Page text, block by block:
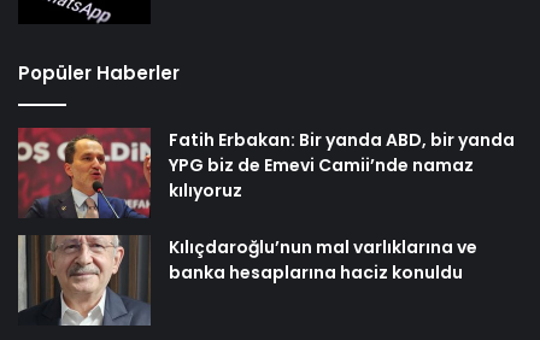
Popüler Haberler
Fatih Erbakan: Bir yanda ABD, bir yanda
YPG biz de Emevi Camii’nde namaz
kılıyoruz
Kılıçdaroğlu’nun mal varlıklarına ve
banka hesaplarına haciz konuldu